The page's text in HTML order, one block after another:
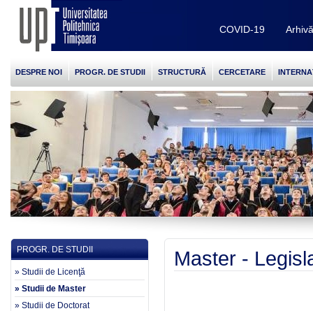
COVID-19
DESPRE NOI PROGR. DE STUDII STRUCTURĂ CERCETARE
PROGR. DE STUDII
» Studii de Licenţă
» Studii de Master
» Studii de Doctorat
Master -